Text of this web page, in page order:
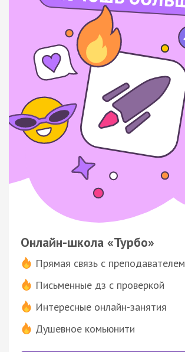
Онлайн-школа «Турбо»
Прямая связь с преподавателем
Письменные дз с проверкой
Интересные онлайн-занятия
Душевное комьюнити